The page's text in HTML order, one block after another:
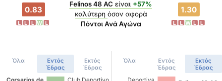
0.83
L L L W L
Felinos 48 AC είναι +57%
καλύτερη όσον αφορά
Πόντοι Ανά Αγώνα
1.30
L L W L L
Όλα
Εντός
Έδρας
Εκτός
Έδρας
Όλα
Εντός
Έδρας
Εκτός
Έδρας